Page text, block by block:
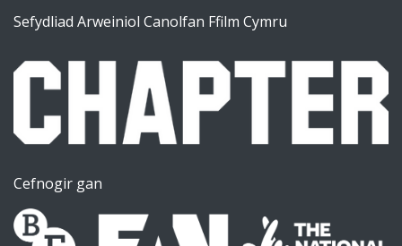
Sefydliad Arweiniol Canolfan Ffilm Cymru
Cefnogir gan